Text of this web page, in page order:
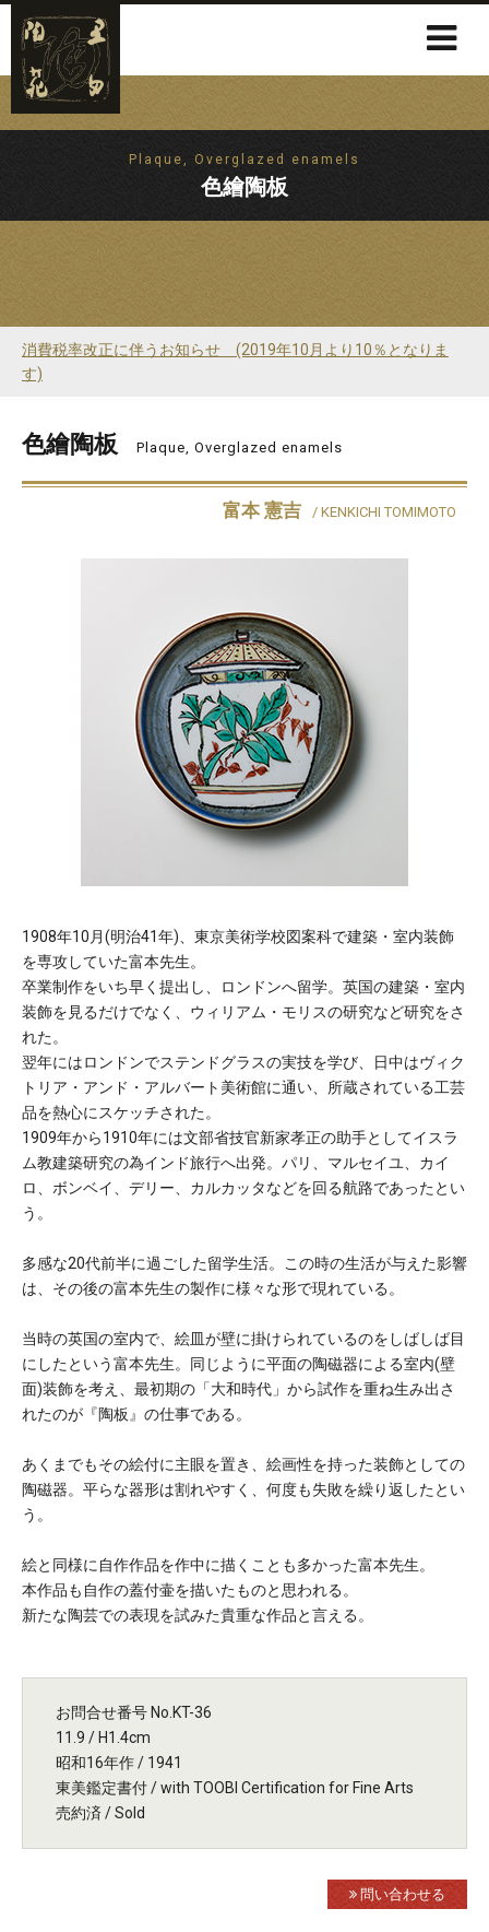
Plaque, Overglazed enamels
色繪陶板
消費税率改正に伴うお知らせ (2019年10月より10％となりま
す)
色繪陶板 Plaque, Overglazed enamels
富本 憲吉 / KENKICHI TOMIMOTO
1908年10月(明治41年)、東京美術学校図案科で建築・室内装飾
を専攻していた富本先生。
卒業制作をいち早く提出し、ロンドンへ留学。英国の建築・室内
装飾を見るだけでなく、ウィリアム・モリスの研究など研究をさ
れた。
翌年にはロンドンでステンドグラスの実技を学び、日中はヴィク
トリア・アンド・アルバート美術館に通い、所蔵されている工芸
品を熱心にスケッチされた。
1909年から1910年には文部省技官新家孝正の助手としてイスラ
ム教建築研究の為インド旅行へ出発。パリ、マルセイユ、カイ
ロ、ボンベイ、デリー、カルカッタなどを回る航路であったとい
う。
多感な20代前半に過ごした留学生活。この時の生活が与えた影響
は、その後の富本先生の製作に様々な形で現れている。
当時の英国の室内で、絵皿が壁に掛けられているのをしばしば目
にしたという富本先生。同じように平面の陶磁器による室内(壁
面)装飾を考え、最初期の「大和時代」から試作を重ね生み出さ
れたのが『陶板』の仕事である。
あくまでもその絵付に主眼を置き、絵画性を持った装飾としての
陶磁器。平らな器形は割れやすく、何度も失敗を繰り返したとい
う。
絵と同様に自作作品を作中に描くことも多かった富本先生。
本作品も自作の蓋付壷を描いたものと思われる。
新たな陶芸での表現を試みた貴重な作品と言える。
お問合せ番号 No.KT-36
11.9 / H1.4cm
昭和16年作 / 1941
東美鑑定書付 / with TOOBI Certification for Fine Arts
売約済 / Sold
問い合わせる